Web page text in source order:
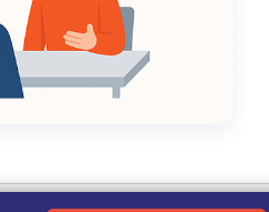
Kebijakan Privasi|Tentang Kami|